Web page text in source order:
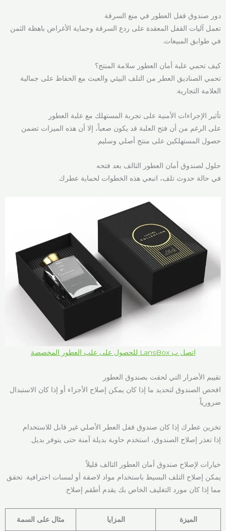
دور صندوق قفل العطور في منع السرقة
تعمل آليات القفل المعقدة على ردع السرقة وحماية الأغراض باهظة الثمن
في طوابق المبيعات.
كيف تحمي علبة أمان العطور سلامة المنتج؟
تحمي الصناديق العطر من التلف البيئي والعبث مع الحفاظ على جمالية
العلامة التجارية.
تأثير الإجراءات الأمنية على تجربة المستهلك مع علبة العطور
على الرغم من أن فتح العلبة قد يكون صعباً، إلا أن هذه الميزات تضمن
حصول المستهلكين على منتج أصلي وسليم.
حلول لصندوق أمان العطور التالف بعد فتحه
في حالة حدوث تلف، اتبعي هذه الخطوات لحماية عطرك.
اتصل ب LansBox للحصول على علب العطور المخصصة
تقييم الأضرار التي لحقت بصندوق العطور
افحص الصندوق لتحديد ما إذا كان يمكن إصلاح الأجزاء أو إذا كان الاستبدال
ضرورياً.
تخزين عطرك إذا كان صندوق قفل العطر الأصلي غير قابل للاستخدام
إذا تعذر إصلاح الصندوق، استخدم حاوية بديلة آمنة حتى يتوفر بديل.
خيارات لإصلاح صندوق أمان العطور التالف قليلاً
يمكن إصلاح التلف البسيط باستخدام مواد لاصقة أو لمسات احترافية. تحقق
مما إذا كان مورد التغليف الخاص بك يقدم أطقم إصلاح.
الميزة المزايا مثال على السمة